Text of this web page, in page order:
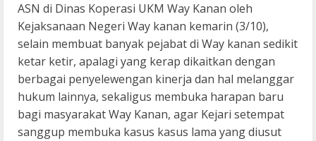
ASN di Dinas Koperasi UKM Way Kanan oleh
Kejaksanaan Negeri Way kanan kemarin (3/10),
selain membuat banyak pejabat di Way kanan sedikit
ketar ketir, apalagi yang kerap dikaitkan dengan
berbagai penyelewengan kinerja dan hal melanggar
hukum lainnya, sekaligus membuka harapan baru
bagi masyarakat Way Kanan, agar Kejari setempat
sanggup membuka kasus kasus lama yang diusut